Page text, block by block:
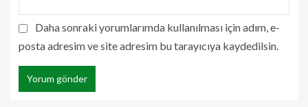
Daha sonraki yorumlarımda kullanılması için adım, e-
posta adresim ve site adresim bu tarayıcıya kaydedilsin.